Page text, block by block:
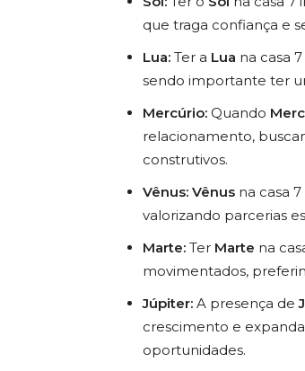
que traga confiança e
Lua: Ter a Lua na casa
sendo importante ter
Mercúrio: Quando
relacionamento,
construtivos.
Vênus: Vênus na casa
valorizando parcerias
Marte: Ter Marte na
movimentados,
Júpiter: A presença de
crescimento e
oportunidades.